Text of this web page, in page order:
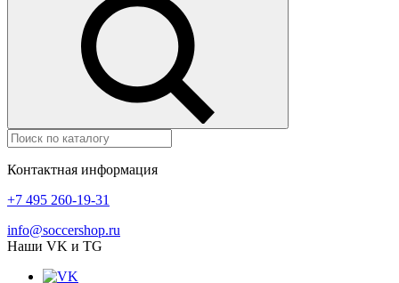
Контактная информация
+7 495 260-19-31
info@soccershop.ru
Наши VK и TG